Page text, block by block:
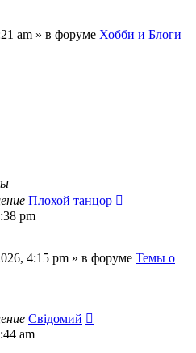
am » в форуме Хобби и Блоги
Плохой танцор
pm
4:15 pm » в форуме Темы о
Свідомий
am